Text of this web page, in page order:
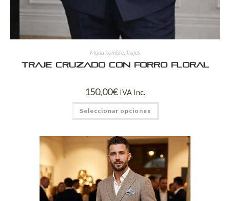
Moda hombre Trajes
Traje Cruzado con Forro Floral
150,00€ IVA Inc.
Seleccionar opciones